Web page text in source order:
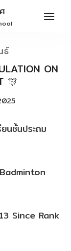
ธ์
ON
🎊
นชั้นประถม
Since Rank